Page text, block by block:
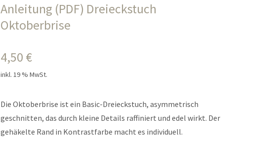
Anleitung (PDF) Dreieckstuch
Oktoberbrise
4,50 €
inkl. 19 % MwSt.
Die Oktoberbrise ist ein Basic-Dreieckstuch, asymmetrisch
geschnitten, das durch kleine Details raffiniert und edel wirkt. Der
gehäkelte Rand in Kontrastfarbe macht es individuell.